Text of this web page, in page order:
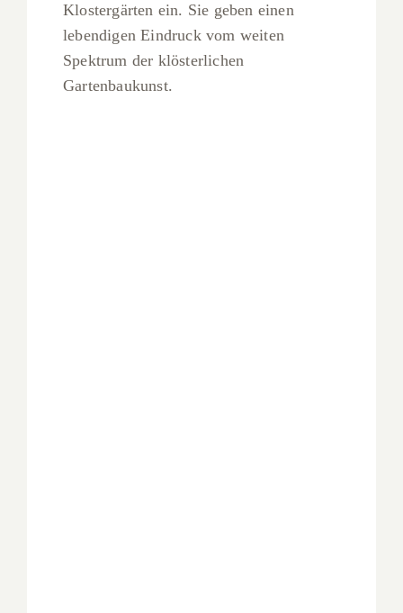
Klostergärten ein. Sie geben einen
lebendigen Eindruck vom weiten
Spektrum der klösterlichen
Gartenbaukunst.